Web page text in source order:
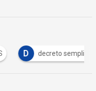
decreto semplificazioni